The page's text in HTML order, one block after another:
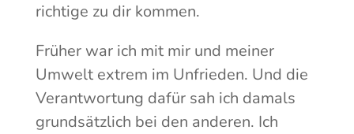
richtige zu dir kommen.
Früher war ich mit mir und meiner
Umwelt extrem im Unfrieden. Und die
Verantwortung dafür sah ich damals
grundsätzlich bei den anderen. Ich